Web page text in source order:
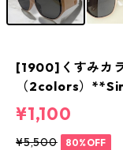
[1900]くすみカ
（2colors）
¥1,100
¥5,500 80%OFF